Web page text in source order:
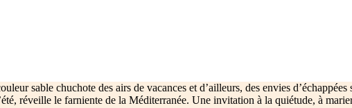
sable chuchote des airs de vacances et d’ailleurs, des envies
réveille le farniente de la Méditerranée. Une invitation à la quiétude, à